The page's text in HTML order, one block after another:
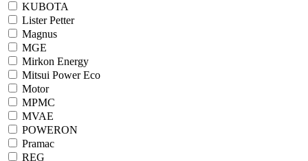
KUBOTA
Lister Petter
Magnus
MGE
Mirkon Energy
Mitsui Power Eco
Motor
MPMC
MVAE
POWERON
Pramac
REG